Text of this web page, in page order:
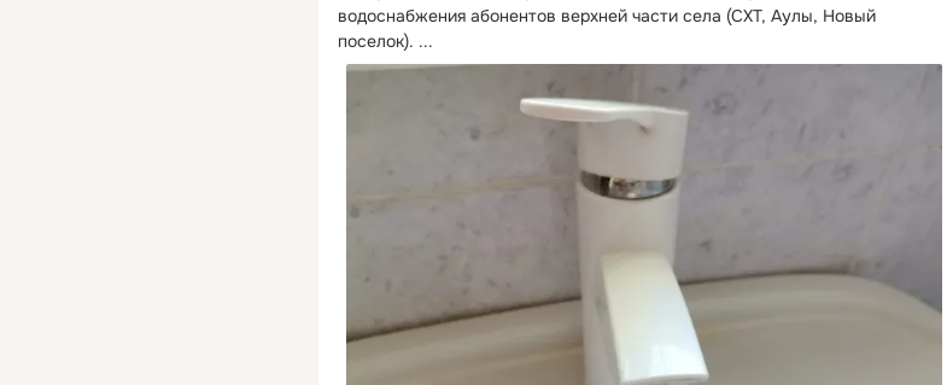
водоснабжения абонентов верхней части села (СХТ, Аулы, Новый
поселок). ...